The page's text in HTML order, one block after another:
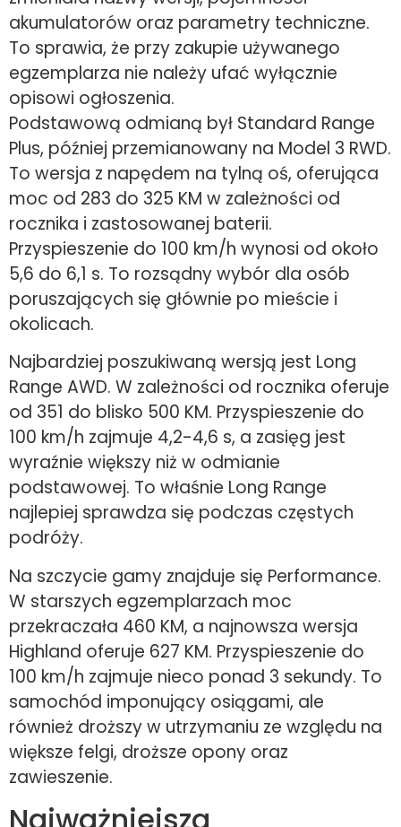
akumulatorów oraz parametry techniczne.
To sprawia, że przy zakupie używanego
egzemplarza nie należy ufać wyłącznie
opisowi ogłoszenia.
Podstawową odmianą był Standard Range
Plus, później przemianowany na Model 3 RWD.
To wersja z napędem na tylną oś, oferująca
moc od 283 do 325 KM w zależności od
rocznika i zastosowanej baterii.
Przyspieszenie do 100 km/h wynosi od około
5,6 do 6,1 s. To rozsądny wybór dla osób
poruszających się głównie po mieście i
okolicach.
Najbardziej poszukiwaną wersją jest Long
Range AWD. W zależności od rocznika oferuje
od 351 do blisko 500 KM. Przyspieszenie do
100 km/h zajmuje 4,2-4,6 s, a zasięg jest
wyraźnie większy niż w odmianie
podstawowej. To właśnie Long Range
najlepiej sprawdza się podczas częstych
podróży.
Na szczycie gamy znajduje się Performance.
W starszych egzemplarzach moc
przekraczała 460 KM, a najnowsza wersja
Highland oferuje 627 KM. Przyspieszenie do
100 km/h zajmuje nieco ponad 3 sekundy. To
samochód imponujący osiągami, ale
również droższy w utrzymaniu ze względu na
większe felgi, droższe opony oraz
zawieszenie.